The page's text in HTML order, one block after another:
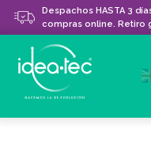
Despachos HASTA 3
compras online. Retiro